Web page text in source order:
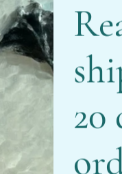
20